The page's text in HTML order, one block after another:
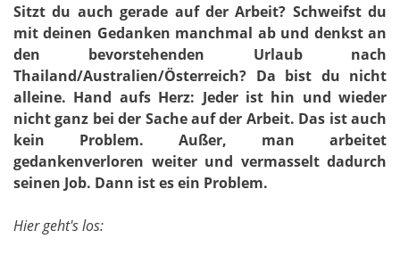
Sitzt du auch gerade auf der Arbeit? Schweifst du
mit deinen Gedanken manchmal ab und denkst an
den bevorstehenden Urlaub nach
Thailand/Australien/Österreich? Da bist du nicht
alleine. Hand aufs Herz: Jeder ist hin und wieder
nicht ganz bei der Sache auf der Arbeit. Das ist auch
kein Problem. Außer, man arbeitet
gedankenverloren weiter und vermasselt dadurch
seinen Job. Dann ist es ein Problem.
Hier geht's los: